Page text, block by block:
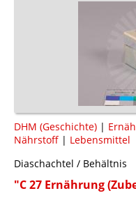
DHM (Geschichte) |
Nährstoff | Lebensmittel
Diaschachtel / Behältnis
"C 27 Ernährung